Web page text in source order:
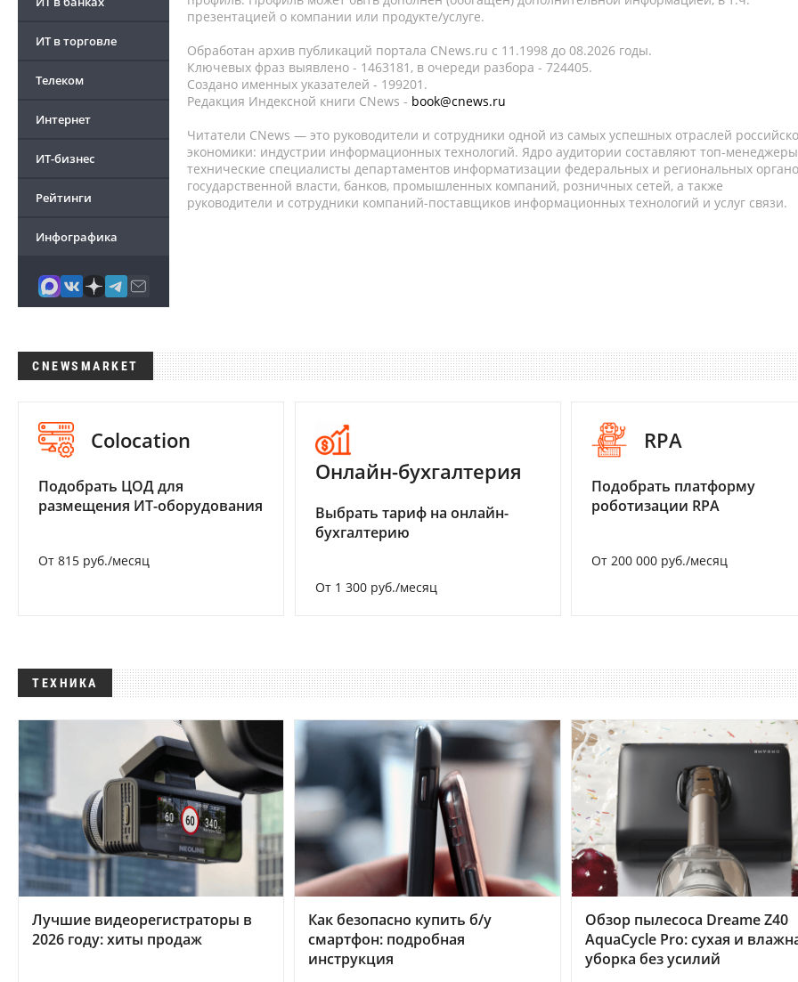
ИТ в торговле
Телеком
Интернет
ИТ-бизнес
Рейтинги
Инфографика
презентацией о компании или продукте/услуге.
Обработан архив публикаций портала CNews.ru c 11.1998 до 08.2026 годы.
Ключевых фраз выявлено - 1463181, в очереди разбора - 724405.
Создано именных указателей - 199201.
Редакция Индексной книги CNews - book@cnews.ru
Читатели CNews — это руководители и сотрудники одной из самых успешных отраслей
экономики: индустрии информационных технологий. Ядро аудитории составляют топ-
технические специалисты департаментов информатизации федеральных и региональных
государственной власти, банков, промышленных компаний, розничных сетей, а также
руководители и сотрудники компаний-поставщиков информационных технологий и услуг связи.
CNEWSMARKET
Colocation
Подобрать ЦОД для
размещения ИТ-оборудования
От 815 руб./месяц
Онлайн-бухгалтерия
Выбрать тариф на онлайн-
бухгалтерию
От 1 300 руб./месяц
RPA
Подобрать платформу
роботизации RPA
От 200 000 руб./месяц
ТЕХНИКА
Лучшие видеорегистраторы в
2026 году: хиты продаж
Как безопасно купить б/у
смартфон: подробная
инструкция
Обзор пылесоса Dreame Z40
AquaCycle Pro: сухая и
уборка без усилий